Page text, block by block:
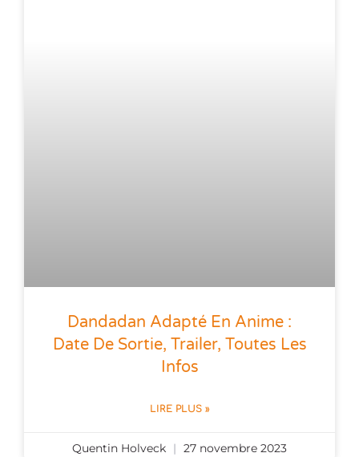
Dandadan Adapté En Anime :
Date De Sortie, Trailer, Toutes Les
Infos
LIRE PLUS »
Quentin Holveck 27 novembre 2023